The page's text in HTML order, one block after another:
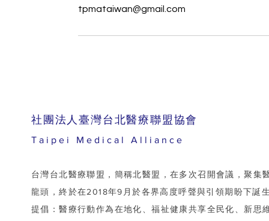
tpmataiwan@gmail.com
​社團法人臺灣台北醫療聯盟協會
Taipei Medical Alliance
台灣台北醫療聯盟，簡稱北醫盟，在多次召開會議，聚集
龍頭，終於在2018年9月於各界高度呼聲與引領期盼下誕
提倡：醫療行動作為在地化、福祉健康共享全民化、新思